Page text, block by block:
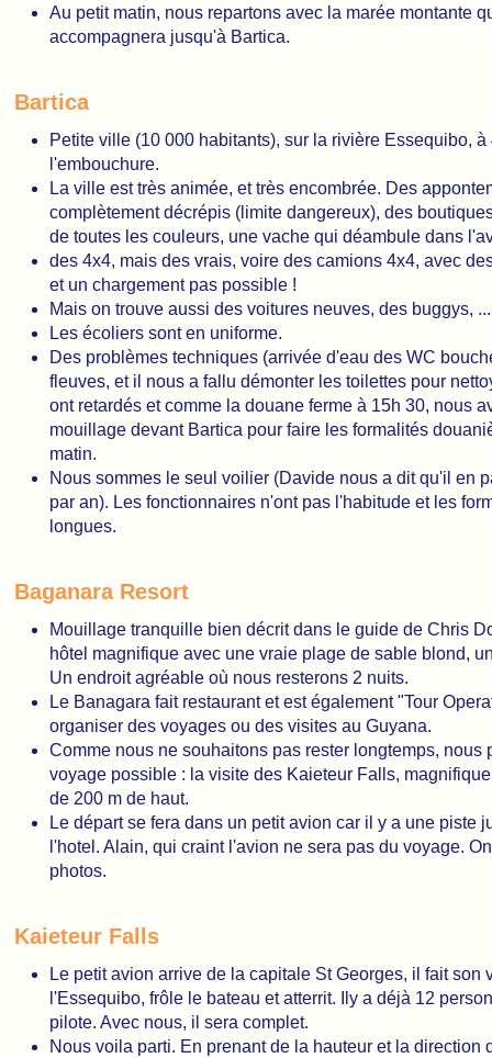
Au petit matin, nous repartons avec la marée montante
accompagnera jusqu'à Bartica.
Bartica
Petite ville (10 000 habitants), sur la rivière Essequibo,
l'embouchure.
La ville est très animée, et très encombrée. Des
complètement décrépis (limite dangereux), des
de toutes les couleurs, une vache qui déambule dans
des 4x4, mais des vrais, voire des camions 4x4, avec
et un chargement pas possible !
Mais on trouve aussi des voitures neuves, des buggys, ...
Les écoliers sont en uniforme.
Des problèmes techniques (arrivée d'eau des WC
fleuves, et il nous a fallu démonter les toilettes pour
ont retardés et comme la douane ferme à 15h 30, nous
mouillage devant Bartica pour faire les formalités
matin.
Nous sommes le seul voilier (Davide nous a dit qu'il en
par an). Les fonctionnaires n'ont pas l'habitude et les
longues.
Baganara Resort
Mouillage tranquille bien décrit dans le guide de Chris
hôtel magnifique avec une vraie plage de sable blond,
Un endroit agréable où nous resterons 2 nuits.
Le Banagara fait restaurant et est également "Tour
organiser des voyages ou des visites au Guyana.
Comme nous ne souhaitons pas rester longtemps, nous
voyage possible : la visite des Kaieteur Falls,
de 200 m de haut.
Le départ se fera dans un petit avion car il y a une piste
l'hotel. Alain, qui craint l'avion ne sera pas du voyage.
photos.
Kaieteur Falls
Le petit avion arrive de la capitale St Georges, il fait son
l'Essequibo, frôle le bateau et atterrit. Ily a déjà 12
pilote. Avec nous, il sera complet.
Nous voila parti. En prenant de la hauteur et la direction